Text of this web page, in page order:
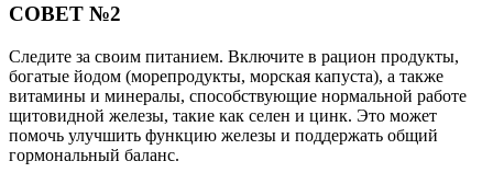
СОВЕТ №2
Следите за своим питанием. Включите в рацион продукты,
богатые йодом (морепродукты, морская капуста), а также
витамины и минералы, способствующие нормальной работе
щитовидной железы, такие как селен и цинк. Это может
помочь улучшить функцию железы и поддержать общий
гормональный баланс.